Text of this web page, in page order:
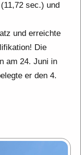
sec.) und
und erreichte
Die
am 24. Juni in
er den 4.